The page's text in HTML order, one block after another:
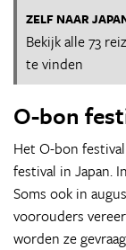
ZELF NAAR
Bekijk alle 73
te vinden
O-bon
Het O-bon
festival in Japan.
Soms ook in
voorouders
worden ze